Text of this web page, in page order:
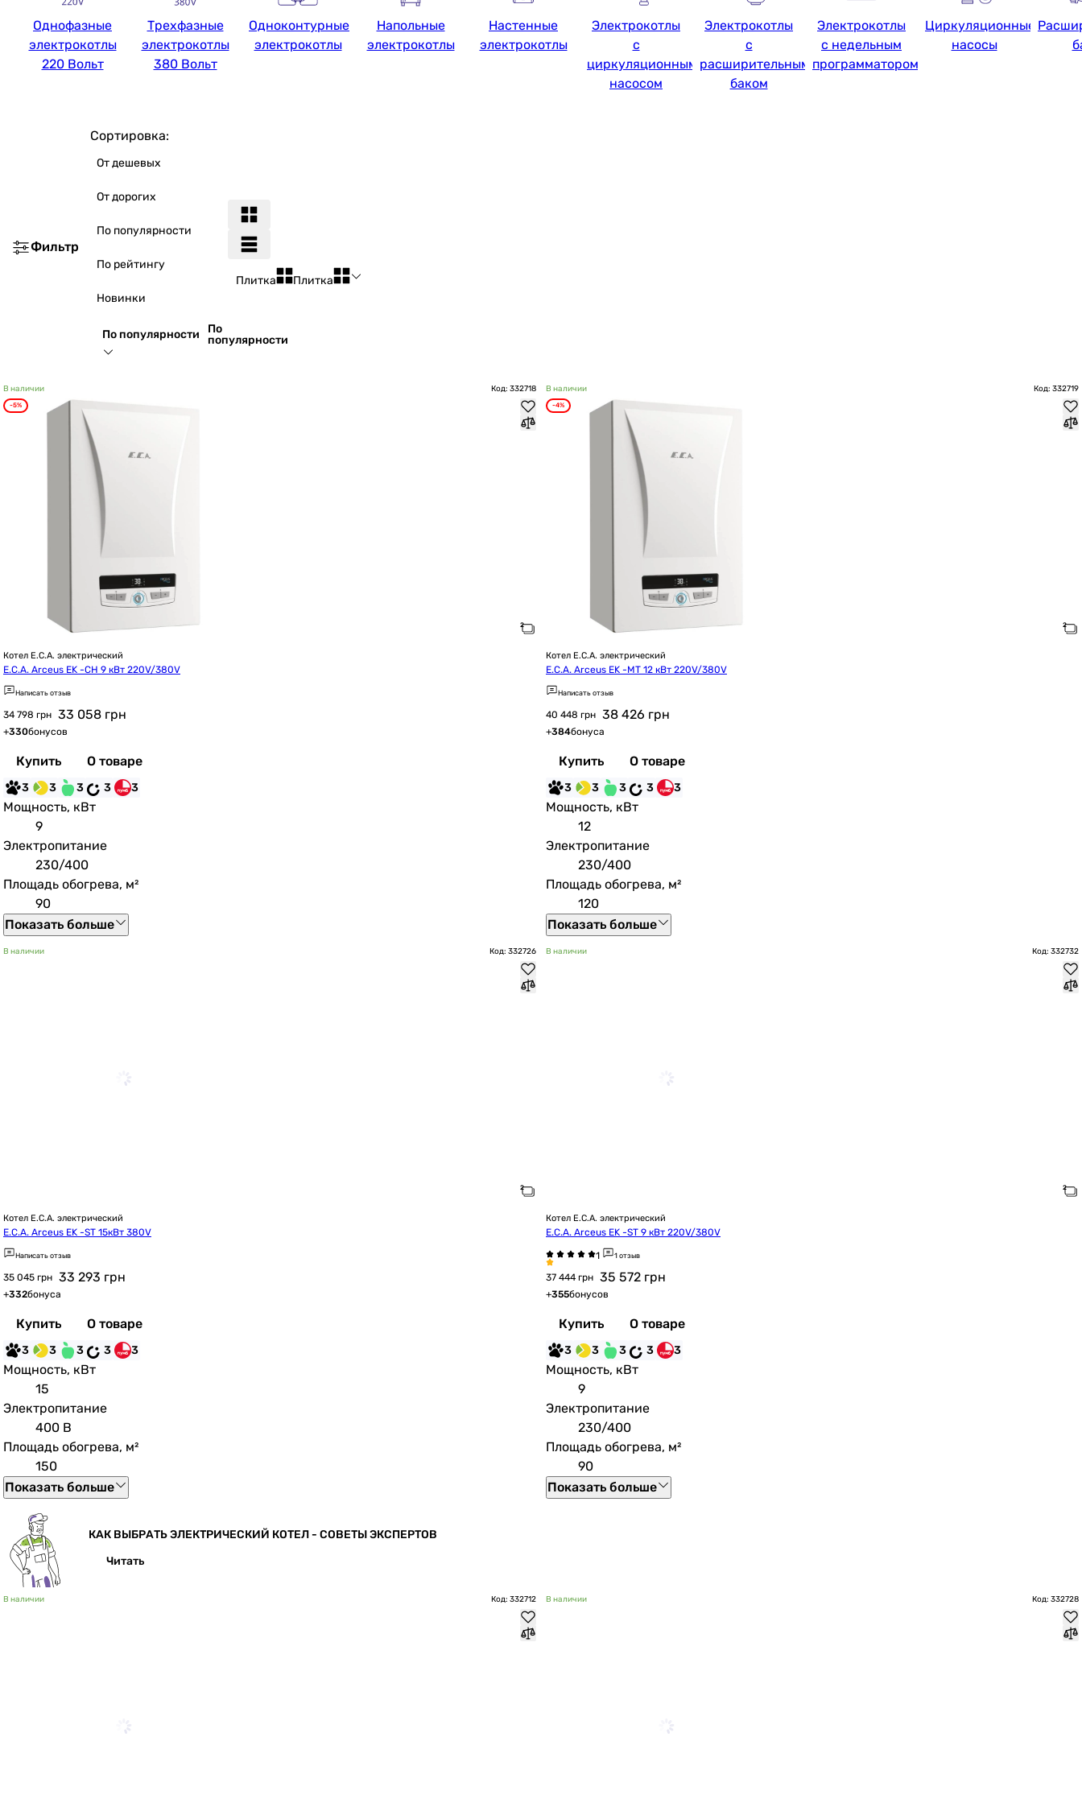
Однофазные
электрокотлы
220 Вольт
Трехфазные
электрокотлы
380 Вольт
Одноконтурные
электрокотлы
Напольные
электрокотлы
Настенные
электрокотлы
Электрокотлы
с
циркуляционным
насосом
Электрокотлы
с
расширительным
баком
Электрокотлы
с недельным
программатором
Циркуляционные
насосы
Фильтр
Сортировка:
От дешевых
От дорогих
По популярности
По рейтингу
Новинки
По популярности
По
популярности
Плитка Плитка
В наличии Код: 332718
-5%
Котел E.C.A. электрический
E.C.A. Arceus EK -CH 9 кВт 220V/380V
Написать отзыв
34 798 грн 33 058 грн
+330бонусов
Купить О товаре
3 3 3 3 3
Мощность, кВт
9
Электропитание
230/400
Площадь обогрева, м²
90
Показать больше
В наличии Код: 332719
-4%
Котел E.C.A. электрический
E.C.A. Arceus EK -MT 12 кВт 220V/380V
Написать отзыв
40 448 грн 38 426 грн
+384бонуса
Купить О товаре
3 3 3 3 3
Мощность, кВт
12
Электропитание
230/400
Площадь обогрева, м²
120
Показать больше
В наличии Код: 332726
Котел E.C.A. электрический
E.C.A. Arceus EK -ST 15кВт 380V
Написать отзыв
35 045 грн 33 293 грн
+332бонуса
Купить О товаре
3 3 3 3 3
Мощность, кВт
15
Электропитание
400 В
Площадь обогрева, м²
150
Показать больше
В наличии Код: 332732
Котел E.C.A. электрический
E.C.A. Arceus EK -ST 9 кВт 220V/380V
1 отзыв
37 444 грн 35 572 грн
+355бонусов
Купить О товаре
3 3 3 3 3
Мощность, кВт
9
Электропитание
230/400
Площадь обогрева, м²
90
Показать больше
КАК ВЫБРАТЬ ЭЛЕКТРИЧЕСКИЙ КОТЕЛ - СОВЕТЫ ЭКСПЕРТОВ
Читать
В наличии Код: 332712 В наличии Код: 332728